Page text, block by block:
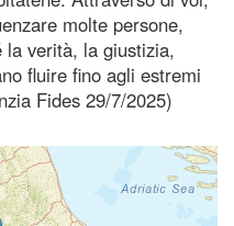
molte persone,
verità, la giustizia,
fluire fino agli estremi
Fides 29/7/2025)